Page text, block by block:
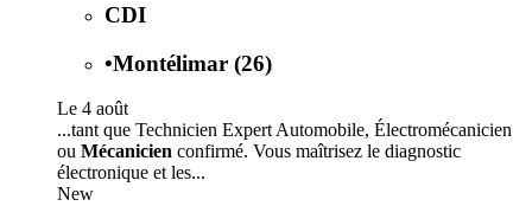
CDI
•Montélimar (26)
Le 4 août
...tant que Technicien Expert Automobile, Électromécanicien
ou Mécanicien confirmé. Vous maîtrisez le diagnostic
électronique et les...
New